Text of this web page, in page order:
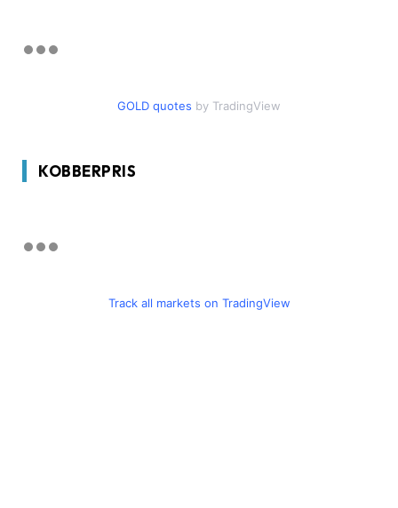
GOLD quotes by TradingView
KOBBERPRIS
Track all markets on TradingView